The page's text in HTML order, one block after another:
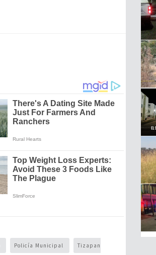
Policía Municipal Tizapan